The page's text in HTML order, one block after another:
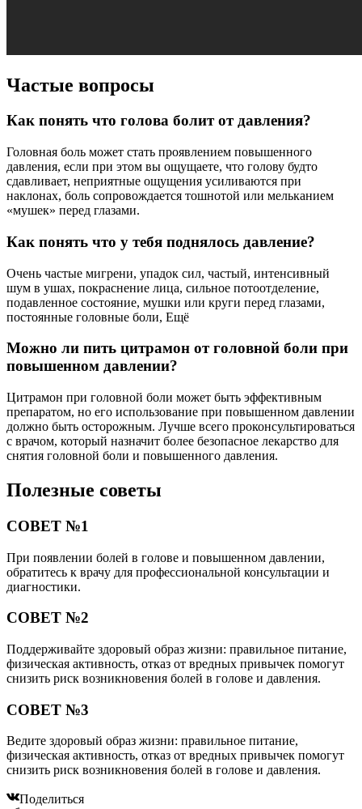
Частые вопросы
Как понять что голова болит от давления?
Головная боль может стать проявлением повышенного
давления, если при этом вы ощущаете, что голову будто
сдавливает, неприятные ощущения усиливаются при
наклонах, боль сопровождается тошнотой или мельканием
«мушек» перед глазами.
Как понять что у тебя поднялось давление?
Очень частые мигрени, упадок сил, частый, интенсивный
шум в ушах, покраснение лица, сильное потоотделение,
подавленное состояние, мушки или круги перед глазами,
постоянные головные боли, Ещё
Можно ли пить цитрамон от головной боли при
повышенном давлении?
Цитрамон при головной боли может быть эффективным
препаратом, но его использование при повышенном давлении
должно быть осторожным. Лучше всего проконсультироваться
с врачом, который назначит более безопасное лекарство для
снятия головной боли и повышенного давления.
Полезные советы
СОВЕТ №1
При появлении болей в голове и повышенном давлении,
обратитесь к врачу для профессиональной консультации и
диагностики.
СОВЕТ №2
Поддерживайте здоровый образ жизни: правильное питание,
физическая активность, отказ от вредных привычек помогут
снизить риск возникновения болей в голове и давления.
СОВЕТ №3
Ведите здоровый образ жизни: правильное питание,
физическая активность, отказ от вредных привычек помогут
снизить риск возникновения болей в голове и давления.
Поделиться